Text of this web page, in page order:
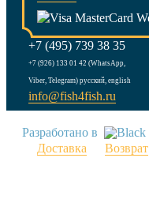
+7 (495) 739 38 35
+7 (926) 133 01 42 (WhatsApp,
Viber, Telegram) русский, english
info@fish4fish.ru
Разработано в
Доставка
Возврат